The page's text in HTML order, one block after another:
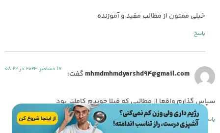
خیلی ممنون از مطالب مفید و آموزنده
پاسخ
mhmdmhmdyarshd94@gmail.comگفت: 17 دسامبر 2023 در 08:22
سپاس گذارم واقعا از مطالبی کە قبلا خوندم کاملتر بود
پاسخ